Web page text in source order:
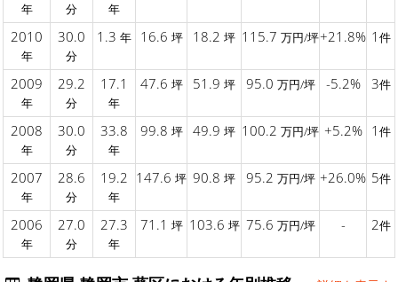
年 分 年
2010
年
30.0
分
1.3 年 16.6 坪 18.2 坪 115.7 万円/坪+21.8% 1 件
2009
年
29.2
分
17.1
年
47.6 坪 51.9 坪 95.0 万円/坪 -5.2% 3件
2008
年
30.0
分
33.8
年
99.8 坪 49.9 坪 100.2 万円/坪 +5.2% 1 件
2007
年
28.6
分
19.2
年
147.6 坪 90.8 坪 95.2 万円/坪 +26.0% 5件
2006
年
27.0
分
27.3
年
71.1 坪 103.6 坪 75.6 万円/坪 - 2件